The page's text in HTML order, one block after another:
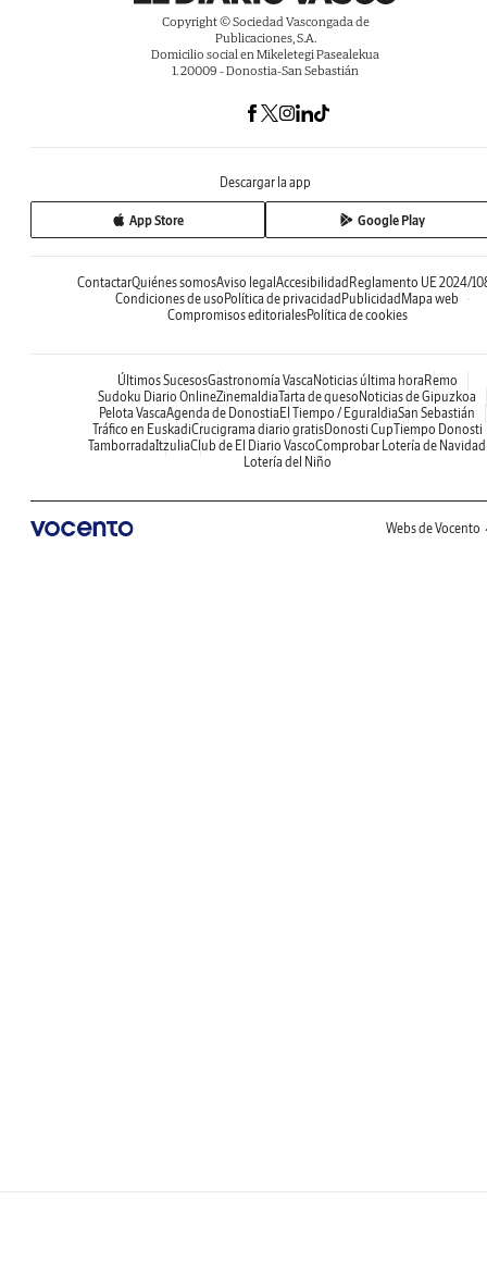
Copyright © Sociedad Vascongada de
Publicaciones, S.A.
Domicilio social en Mikeletegi Pasealekua
1. 20009 - Donostia-San Sebastián
Descargar la app
App Store Google Play
ContactarQuiénes somosAviso legal Accesibilidad Reglamento UE 2024/
Condiciones de uso Política de privacidad Publicidad Mapa web
Compromisos editorialesPolítica de cookies
Últimos SucesosGastronomía Vasca Noticias última hora Remo
Sudoku Diario OnlineZinemaldiaTarta de queso Noticias de Gipuzkoa
Pelota VascaAgenda de Donostia El Tiempo / EguraldiaSan Sebastián
Tráfico en EuskadiCrucigrama diario gratisDonosti CupTiempo Donosti
TamborradaItzuliaClub de El Diario VascoComprobar Lotería de Navidad
Lotería del Niño
Webs de Vocento